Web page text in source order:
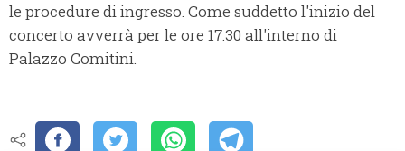
le procedure di ingresso. Come suddetto l'inizio del
concerto avverrà per le ore 17.30 all'interno di
Palazzo Comitini.